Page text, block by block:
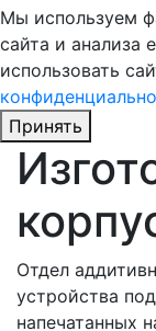
Мы используем
сайта и анализа
использовать
Принять
Отдел
устройства
напечатанных